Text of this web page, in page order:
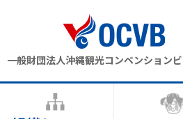
一般財団法人沖縄観光コンベンション